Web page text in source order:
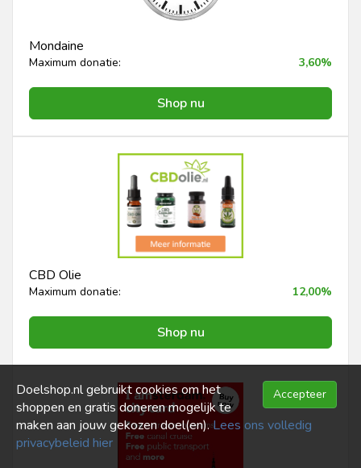
Mondaine
Maximum donatie: 3,60%
Shop nu
CBD Olie
Maximum donatie: 12,00%
Shop nu
Accepteer
Doelshop.nl gebruikt cookies om het
shoppen en gratis doneren mogelijk te
maken aan jouw gekozen doel(en).Lees ons volledig
privacybeleid hier